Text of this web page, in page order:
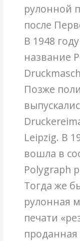
рулонной
после
В 1948
название
Позже
Leipzig. В
вошла в
Polygraph
Тогда же
рулонная
печати